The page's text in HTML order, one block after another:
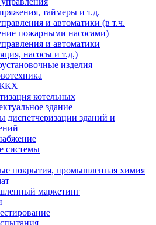
таймеры и т.д.
и автоматики (в т.ч.
пожарными насосами)
и автоматики
насосы и т.д.)
изделия
котельных
здание
диспетчеризации зданий и
системы
покрытия, промышленная химия
маркетинг